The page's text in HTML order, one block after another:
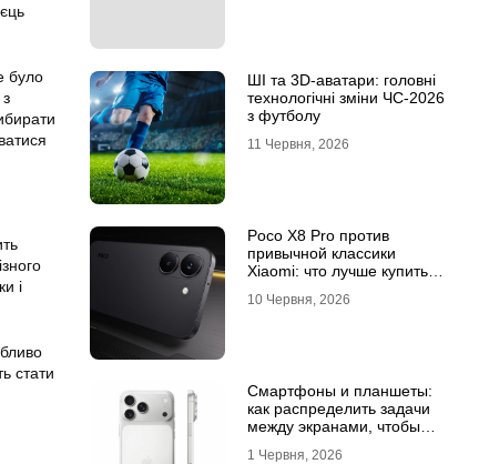
було
і
стати
ШІ та 3D-аватари: головні
технологічні зміни ЧС-2026
з футболу
11 Червня, 2026
Poco X8 Pro против
привычной классики
Xiaomi: что лучше купить
10 Червня, 2026
Смартфоны и планшеты:
как распределить задачи
между экранами, чтобы
1 Червня, 2026